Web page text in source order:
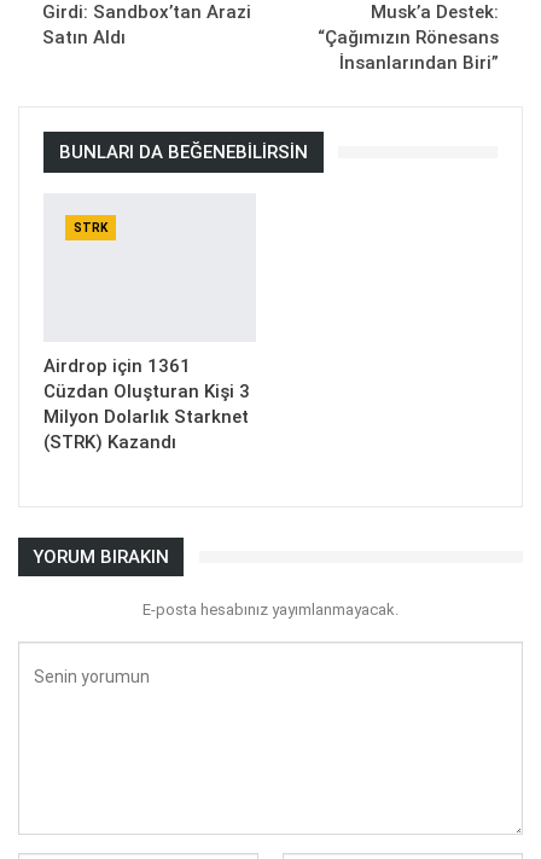
Girdi: Sandbox’tan Arazi
Satın Aldı
Musk’a Destek:
“Çağımızın Rönesans
İnsanlarından Biri”
BUNLARI DA BEĞENEBILIRSIN
STRK
Airdrop için 1361
Cüzdan Oluşturan Kişi 3
Milyon Dolarlık Starknet
(STRK) Kazandı
YORUM BIRAKIN
E-posta hesabınız yayımlanmayacak.